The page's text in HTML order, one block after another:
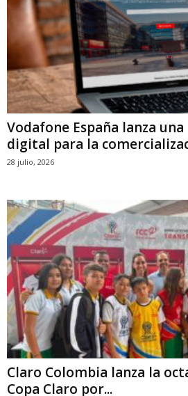
Vodafone España lanza
digital para la
28 julio, 2026
Claro Colombia lanza la
Copa Claro por...